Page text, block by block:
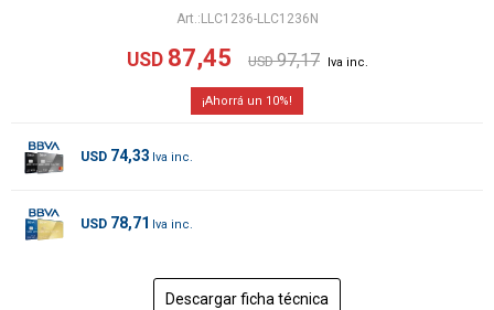
LLC1236-LLC1236N
USD 87,45 USD 97,17
10
USD 74,33
USD 78,71
Descargar ficha técnica